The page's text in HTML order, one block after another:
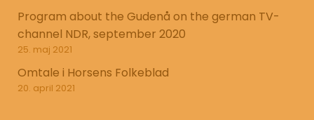
Program about the Gudenå on the german TV-
channel NDR, september 2020
25. maj 2021
Omtale i Horsens Folkeblad
20. april 2021